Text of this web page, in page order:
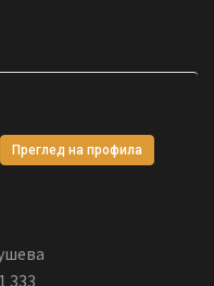
Преглед на профила
333